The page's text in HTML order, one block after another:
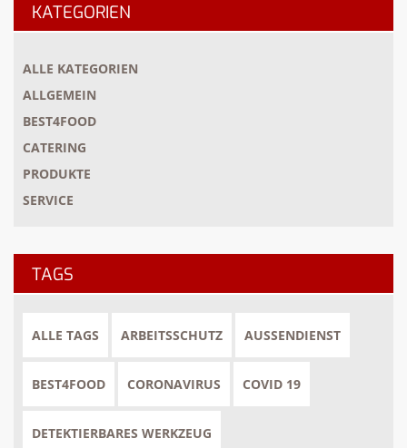
KATEGORIEN
ALLE KATEGORIEN
ALLGEMEIN
BEST4FOOD
CATERING
PRODUKTE
SERVICE
TAGS
ALLE TAGS ARBEITSSCHUTZ AUSSENDIENST
BEST4FOOD CORONAVIRUS COVID 19
DETEKTIERBARES WERKZEUG